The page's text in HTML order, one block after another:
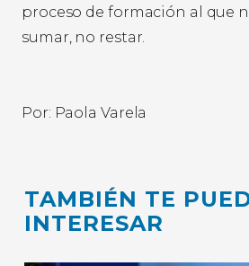
proceso de formación al que
sumar, no restar.
Por: Paola Varela
TAMBIÉN TE
INTERESAR